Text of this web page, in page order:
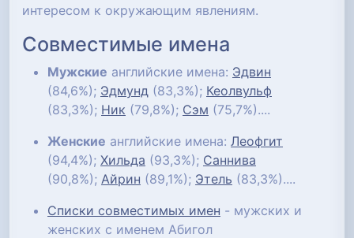
интересом к окружающим явлениям.
Совместимые имена
Мужские английские имена: Эдвин
(84,6%); Эдмунд (83,3%); Кеолвульф
(83,3%); Ник (79,8%); Сэм (75,7%)....
Женские английские имена: Леофгит
(94,4%); Хильда (93,3%); Саннива
(90,8%); Айрин (89,1%); Этель (83,3%)....
Списки совместимых имен - мужских и
женских с именем Абигол